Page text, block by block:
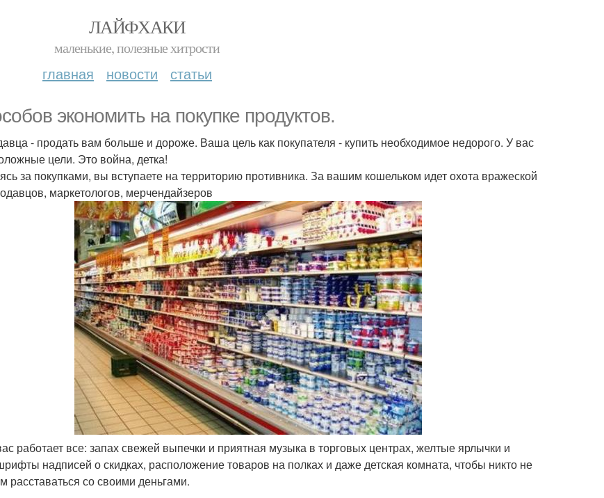
ЛАЙФХАКИ
маленькие, полезные хитрости
главная новости статьи
экономить на покупке продуктов.
- продать вам больше и дороже. Ваша цель как покупателя - купить необходимое недорого. У вас
цели. Это война, детка!
за покупками, вы вступаете на территорию противника. За вашим кошельком идет охота вражеской
маркетологов, мерчендайзеров
работает все: запах свежей выпечки и приятная музыка в торговых центрах, желтые ярлычки и
надписей о скидках, расположение товаров на полках и даже детская комната, чтобы никто не
расставаться со своими деньгами.